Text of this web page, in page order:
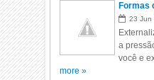
Formas
23 Jun
a
você e
more »